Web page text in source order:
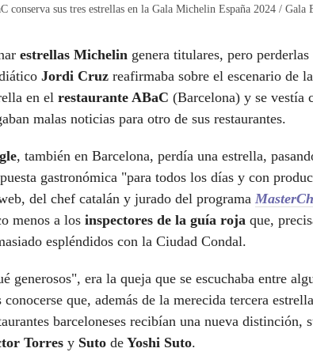
conserva sus tres estrellas en la Gala Michelin España 2024 / Gala
estrellas Michelin genera titulares, pero
Jordi Cruz reafirmaba sobre el escenario de la
en el restaurante ABaC (Barcelona) y se vestía
malas noticias para otro de sus restaurantes.
, también en Barcelona, perdía una estrella,
gastronómica "para todos los días y con
del chef catalán y jurado del programa
menos a los inspectores de la guía roja que,
espléndidos con la Ciudad Condal.
generosos", era la queja que se escuchaba entre
conocerse que, además de la merecida tercera
barceloneses recibían una nueva distinción,
Torres y Suto de Yoshi Suto.